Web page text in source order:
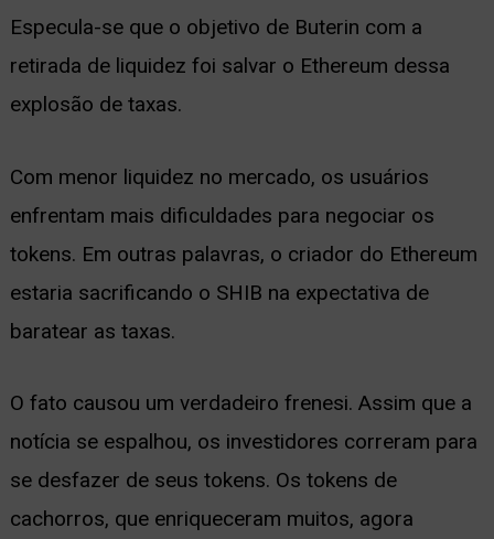
Especula-se que o objetivo de Buterin com a
retirada de liquidez foi salvar o Ethereum dessa
explosão de taxas.
Com menor liquidez no mercado, os usuários
enfrentam mais dificuldades para negociar os
tokens. Em outras palavras, o criador do Ethereum
estaria sacrificando o SHIB na expectativa de
baratear as taxas.
O fato causou um verdadeiro frenesi. Assim que a
notícia se espalhou, os investidores correram para
se desfazer de seus tokens. Os tokens de
cachorros, que enriqueceram muitos, agora